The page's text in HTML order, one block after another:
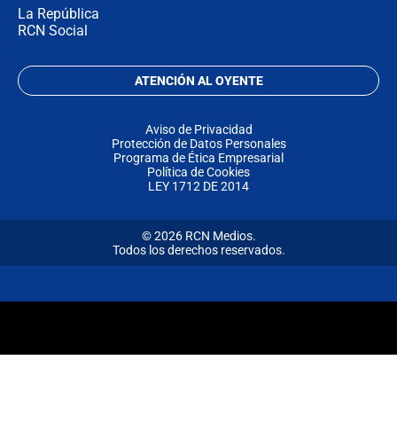
La República
RCN Social
ATENCIÓN AL OYENTE
Aviso de Privacidad
Protección de Datos Personales
Programa de Ética Empresarial
Política de Cookies
LEY 1712 DE 2014
© 2026 RCN Medios.
Todos los derechos reservados.